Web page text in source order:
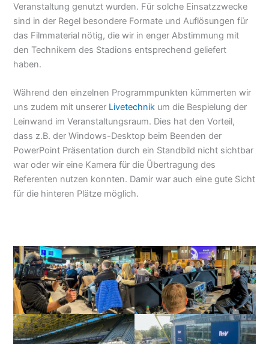
Veranstaltung genutzt wurden. Für solche Einsatzzwecke
sind in der Regel besondere Formate und Auflösungen für
das Filmmaterial nötig, die wir in enger Abstimmung mit
den Technikern des Stadions entsprechend geliefert
haben.
Während den einzelnen Programmpunkten kümmerten wir
uns zudem mit unserer Livetechnik um die Bespielung der
Leinwand im Veranstaltungsraum. Dies hat den Vorteil,
dass z.B. der Windows-Desktop beim Beenden der
PowerPoint Präsentation durch ein Standbild nicht sichtbar
war oder wir eine Kamera für die Übertragung des
Referenten nutzen konnten. Damir war auch eine gute Sicht
für die hinteren Plätze möglich.